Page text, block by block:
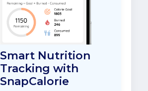
Smart Nutrition
Tracking with
SnapCalorie